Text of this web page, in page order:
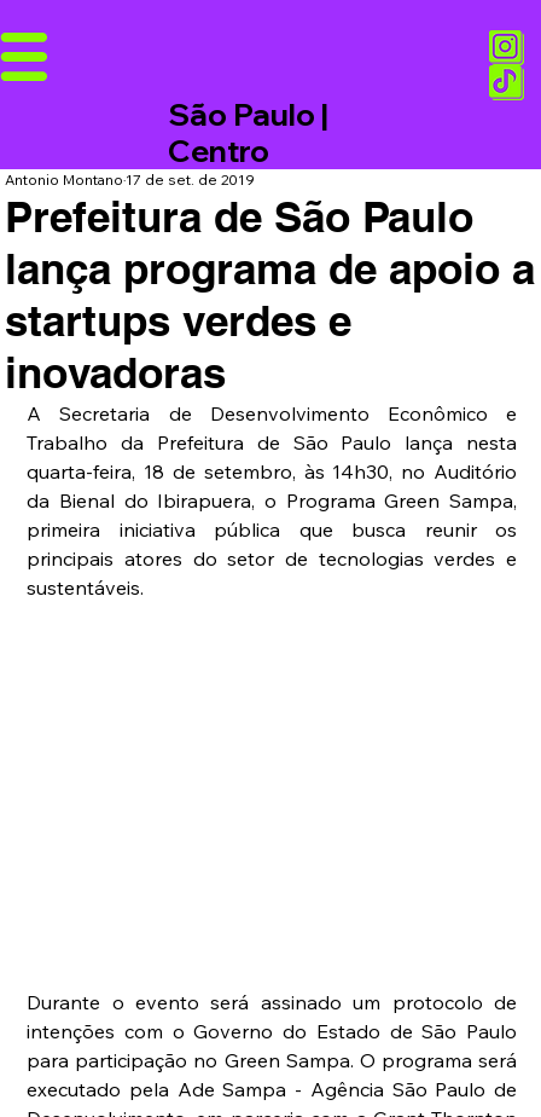
São Paulo |
Centro
Prefeitura de São Paulo
lança programa de apoio a
startups verdes e
inovadoras
Antonio Montano17 de set. de 2019
A Secretaria de Desenvolvimento Econômico e
Trabalho da Prefeitura de São Paulo lança nesta
quarta-feira, 18 de setembro, às 14h30, no Auditório
da Bienal do Ibirapuera, o Programa Green Sampa,
primeira iniciativa pública que busca reunir os
principais atores do setor de tecnologias verdes e
sustentáveis.
Durante o evento será assinado um protocolo de
intenções com o Governo do Estado de São Paulo
para participação no Green Sampa. O programa será
executado pela Ade Sampa - Agência São Paulo de